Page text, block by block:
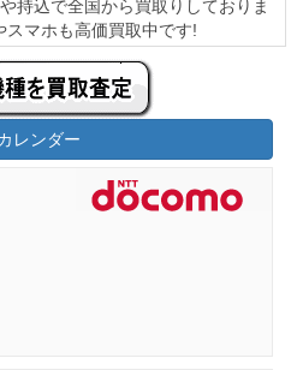
持込で全国から買取りしておりま
スマホも高価買取中です!
レンダー